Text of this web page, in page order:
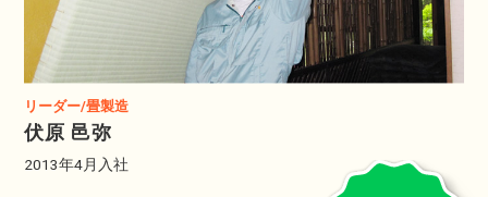
リーダー/畳製造
伏原 邑弥
2013年4月入社